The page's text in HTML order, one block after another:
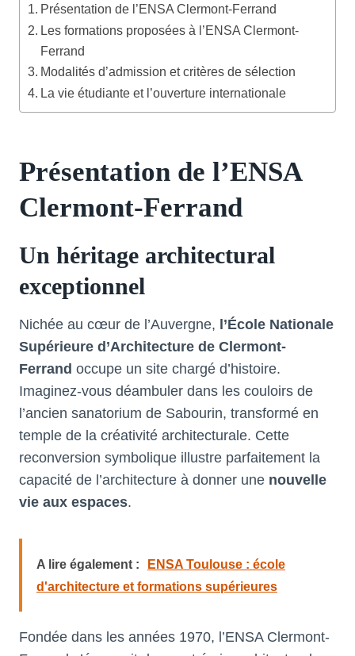
Présentation de l’ENSA Clermont-Ferrand
Les formations proposées à l’ENSA Clermont-
Ferrand
Modalités d’admission et critères de sélection
La vie étudiante et l’ouverture internationale
Présentation de l’ENSA
Clermont-Ferrand
Un héritage architectural
exceptionnel
Nichée au cœur de l’Auvergne, l’École Nationale
Supérieure d’Architecture de Clermont-
Ferrand occupe un site chargé d’histoire.
Imaginez-vous déambuler dans les couloirs de
l’ancien sanatorium de Sabourin, transformé en
temple de la créativité architecturale. Cette
reconversion symbolique illustre parfaitement la
capacité de l’architecture à donner une nouvelle
vie aux espaces.
A lire également :
ENSA Toulouse : école
d'architecture et formations supérieures
Fondée dans les années 1970, l’ENSA Clermont-